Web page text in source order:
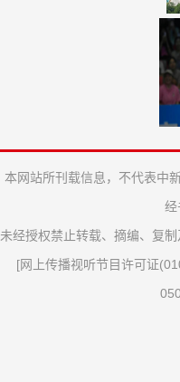
本网站所刊载信息，不代表中
经
未经授权禁止转载、摘编、复
[网上传播视听节目许可证